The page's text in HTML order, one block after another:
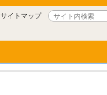
サイトマップ